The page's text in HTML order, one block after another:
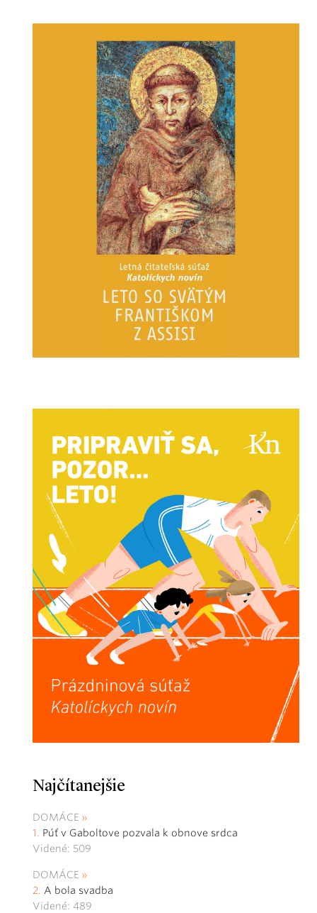
Najčítanejšie
DOMÁCE
Púť v Gaboltove pozvala k obnove srdca
Videné: 509
DOMÁCE
A bola svadba
Videné: 489